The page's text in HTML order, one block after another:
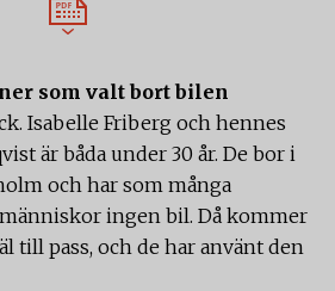
som valt bort bilen
Isabelle Friberg och hennes
är båda under 30 år. De bor i
och har som många
ingen bil. Då kommer
till pass, och de har använt den